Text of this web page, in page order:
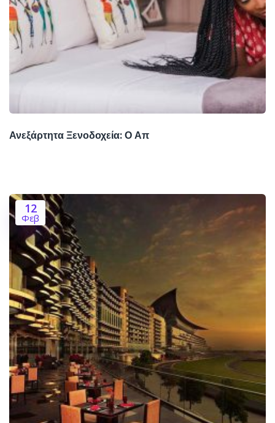
Ανεξάρτητα Ξενοδοχεία: Ο Απ
12
Φεβ